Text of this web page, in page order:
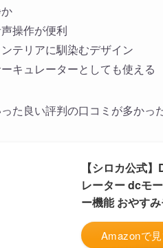
か
声操作が便利
ンテリアに馴染むデザイン
ーキュレーターとしても使える
た良い評判の口コミが多か
【シロカ公式
レーター dcモ
ー機能 おやす
Amazonで